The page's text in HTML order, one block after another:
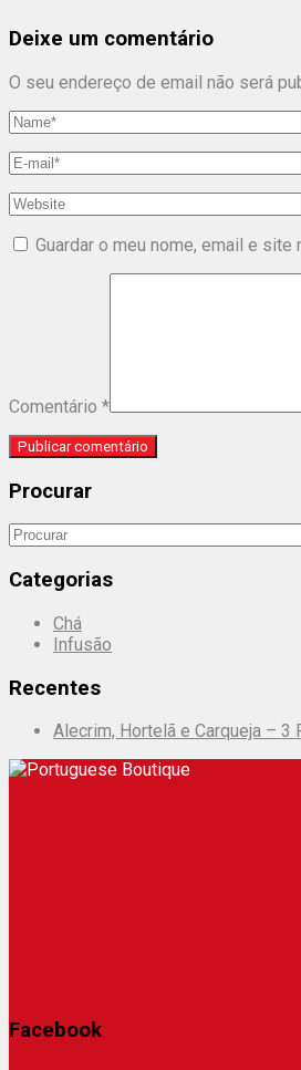
Deixe um comentário
O seu endereço de email não será
Guardar o meu nome, email e
Comentário *
Procurar
Search
Categorias
Chá
Infusão
Recentes
Alecrim, Hortelã e Carqueja – 3
Facebook